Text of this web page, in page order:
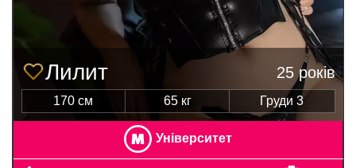
Лилит 25 років
170 см 65 кг Груди 3
Університет